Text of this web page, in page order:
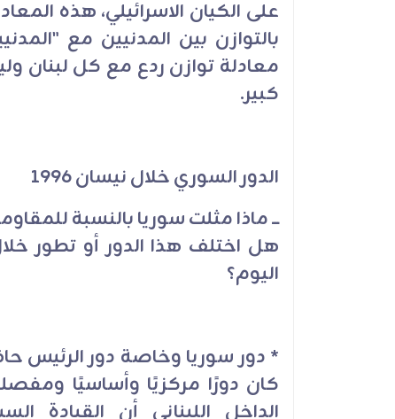
على الكيان الاسرائيلي، هذه
بالتوازن بين المدنيين مع
معادلة توازن ردع مع كل لبنان
كبير.
الدور السوري خلال نيسان 1996
ــــ ماذا مثلت سوريا بالنسبة
اليوم؟
*
كان دورًا مركزيًا وأساسيًا
الداخل اللبناني أن القيادة